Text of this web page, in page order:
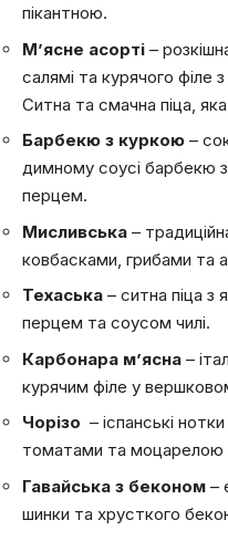
пікантною.
М’ясне асорті –
салямі та курячого філе
Ситна та смачна піца,
Барбекю з куркою –
димному соусі барбекю
перцем.
Мисливська –
ковбасками, грибами та
Техаська – ситна піца
перцем та соусом чилі.
Карбонара м’ясна –
курячим філе у
Чорізо – іспанські
томатами та моцарелою
Гавайська з беконом –
шинки та хрусткого